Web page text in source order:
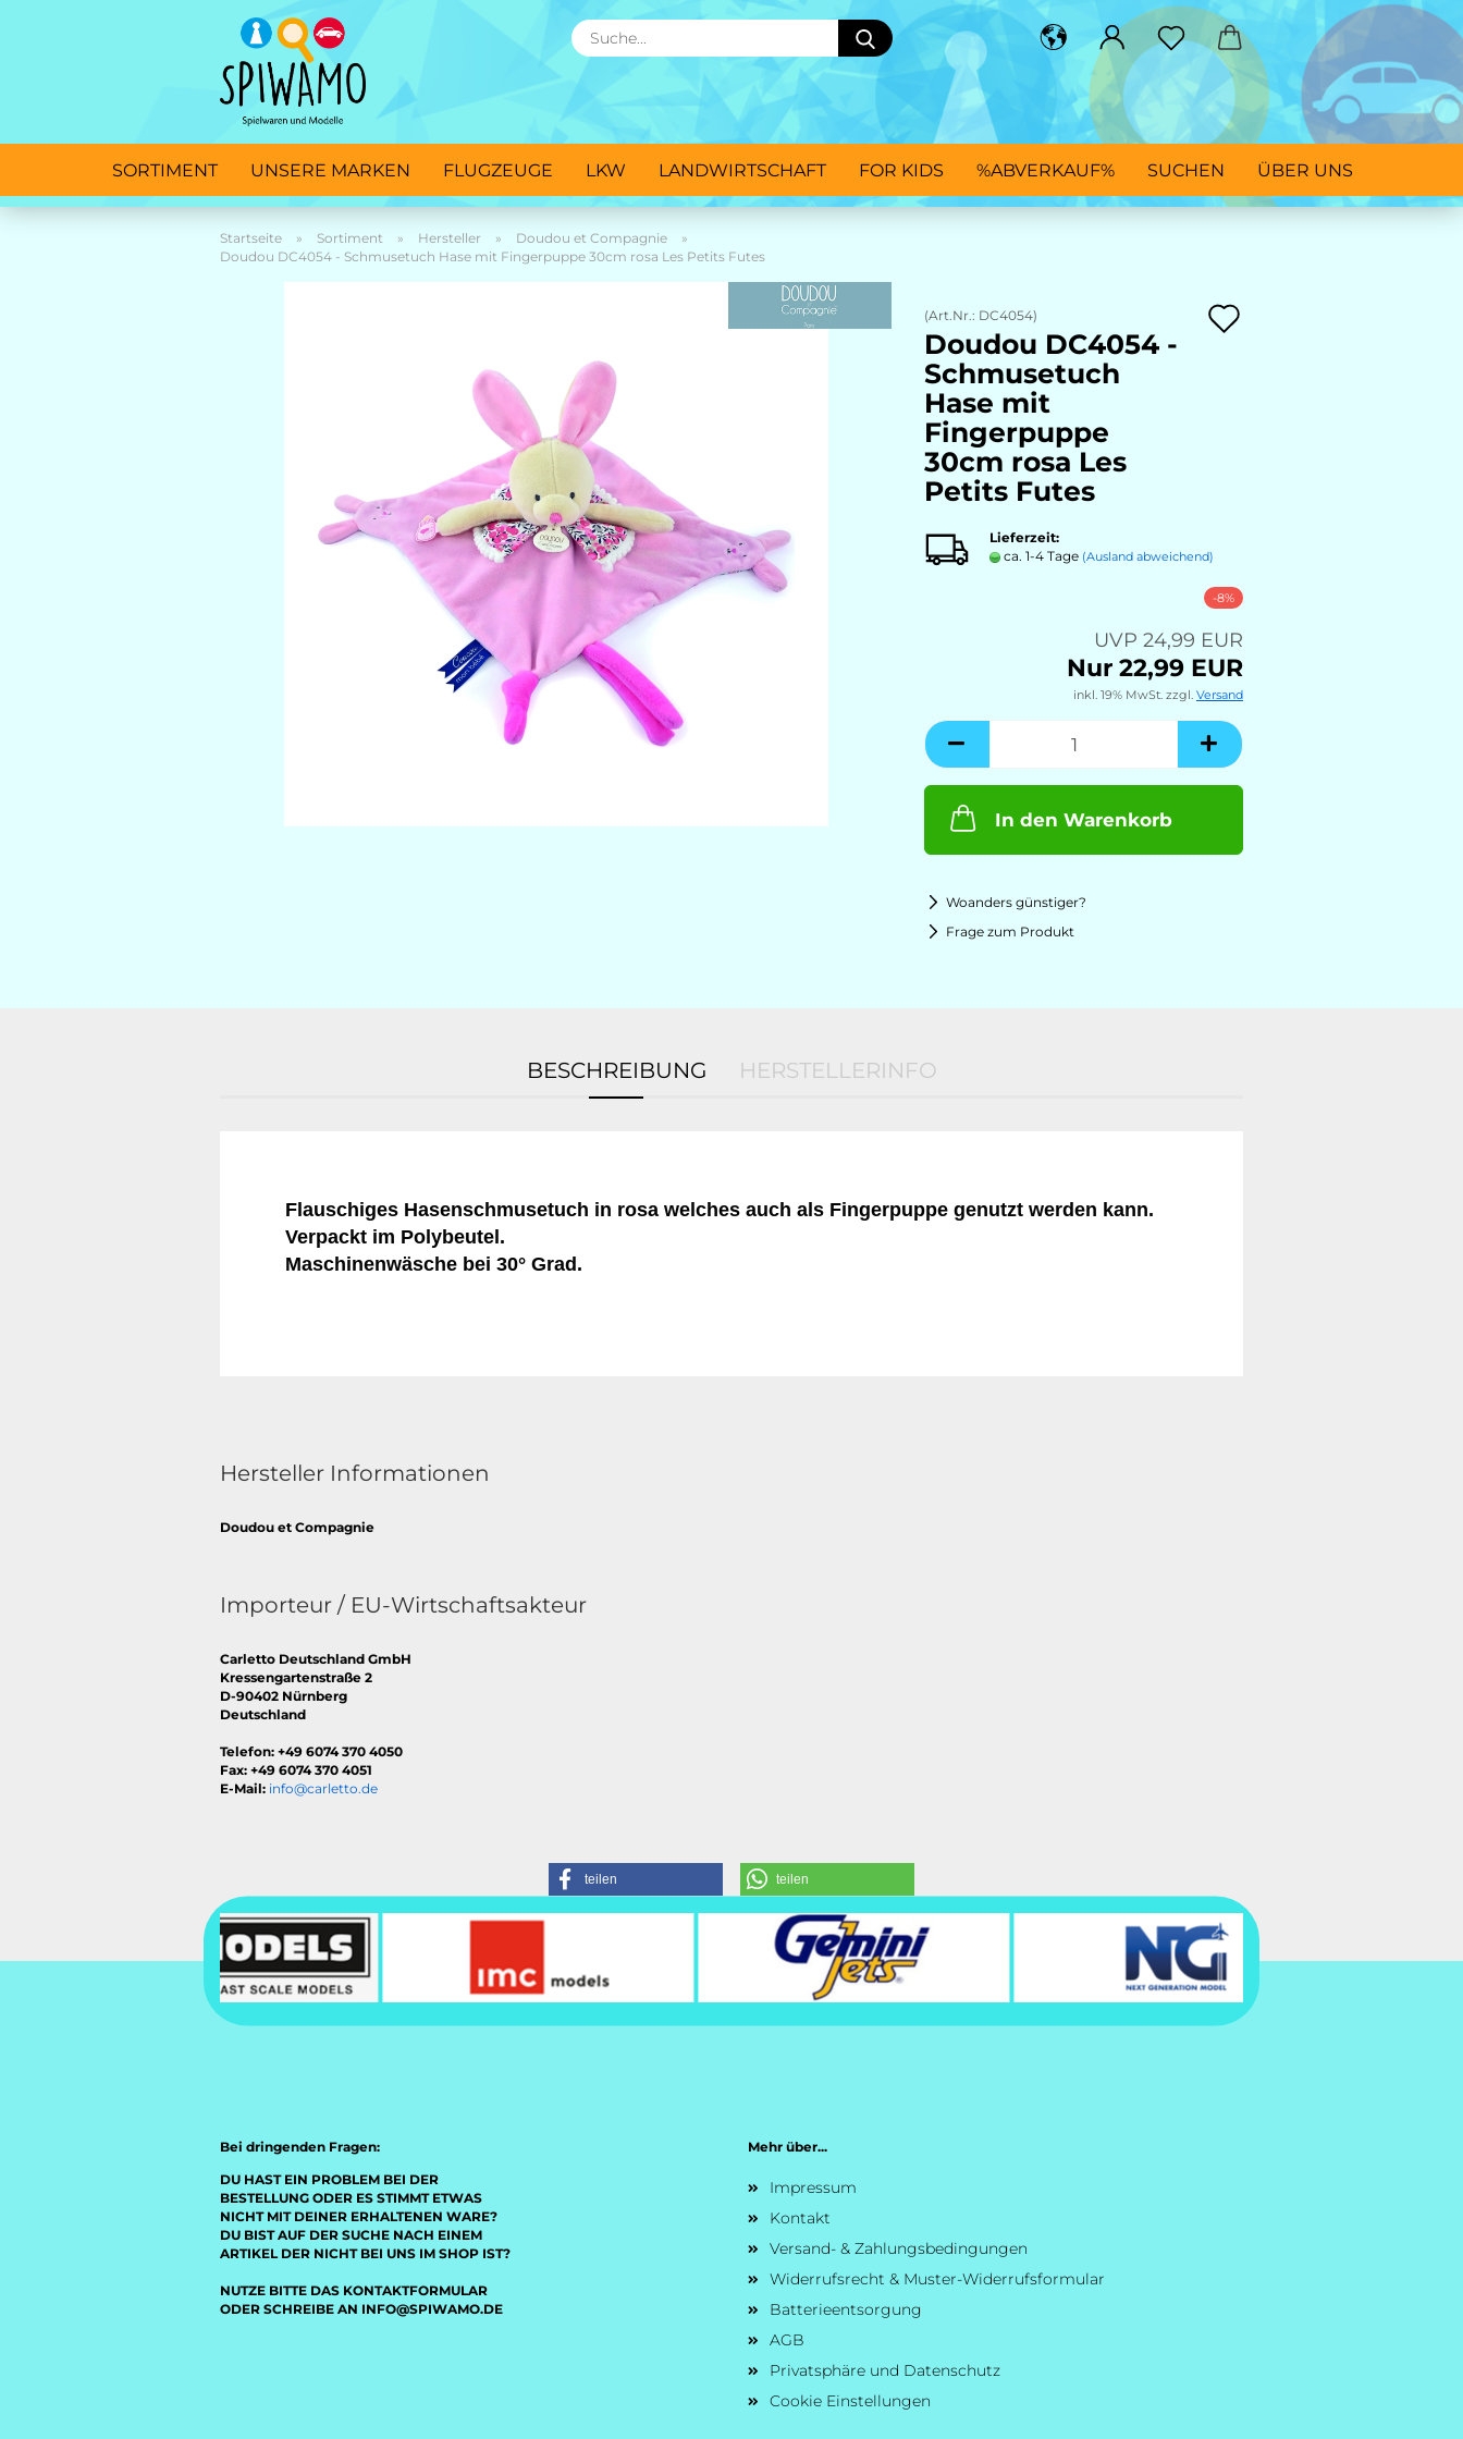
Suche...
SORTIMENT UNSERE MARKEN FLUGZEUGE LKW LANDWIRTSCHAFT FOR KIDS %ABVERKAUF% SUCHEN ÜBER UNS
Startseite » Sortiment » Hersteller » Doudou et Compagnie
»
Doudou DC4054 - Schmusetuch Hase mit Fingerpuppe 30cm rosa Les Petits Futes
(Art.Nr.: DC4054)
Doudou DC4054 -
Schmusetuch
Hase mit
Fingerpuppe
30cm rosa Les
Petits Futes
Lieferzeit:
ca. 1-4 Tage (Ausland abweichend)
-8%
UVP 24,99 EUR
Nur 22,99 EUR
inkl. 19% MwSt. zzgl. Versand
In den Warenkorb
Woanders günstiger?
Frage zum Produkt
BESCHREIBUNG HERSTELLERINFO
Flauschiges Hasenschmusetuch in rosa welches auch als Fingerpuppe genutzt werden kann.
Verpackt im Polybeutel.
Maschinenwäsche bei 30° Grad.
Hersteller Informationen
Doudou et Compagnie
Importeur / EU-Wirtschaftsakteur
Carletto Deutschland GmbH
Kressengartenstraße 2
D-90402 Nürnberg
Deutschland
Telefon: +49 6074 370 4050
Fax: +49 6074 370 4051
E-Mail: info@carletto.de
teilen teilen
Bei dringenden Fragen:
DU HAST EIN PROBLEM BEI DER
BESTELLUNG ODER ES STIMMT ETWAS
NICHT MIT DEINER ERHALTENEN WARE?
DU BIST AUF DER SUCHE NACH EINEM
ARTIKEL DER NICHT BEI UNS IM SHOP IST?
NUTZE BITTE DAS KONTAKTFORMULAR
ODER SCHREIBE AN INFO@SPIWAMO.DE
Mehr über...
Impressum
Kontakt
Versand- & Zahlungsbedingungen
Widerrufsrecht & Muster-Widerrufsformular
Batterieentsorgung
AGB
Privatsphäre und Datenschutz
Cookie Einstellungen